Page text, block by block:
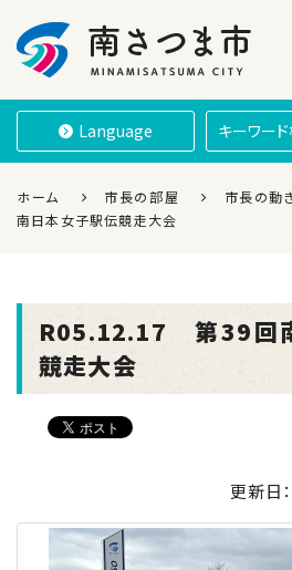
南さつま市
Language
ホーム 市長の部屋 市長の動
南日本女子駅伝競走大会
R05.12.17 第39回
競走大会
更新日：